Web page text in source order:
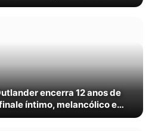
encerra 12 anos de
íntimo, melancólico e
corajoso